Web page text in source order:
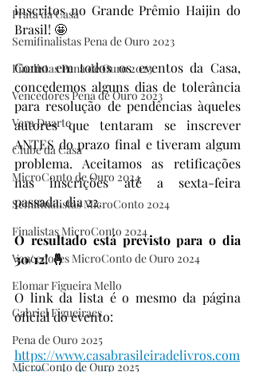
Prata da Casa
Semifinalistas Pena de Ouro 2023
Finalistas Pena de Ouro 2023
Vencedores Pena de Ouro 2023
Vera Duarte
Clube da Casa
MicroConto de Ouro 2024
Semifinalistas MicroConto 2024
Finalistas MicroConto 2024
Vencedores MicroConto de Ouro 2024
Elomar Figueira Mello
Gabriel Figueiraes
Pena de Ouro 2025
MicroConto de Ouro 2025
inscritos no Grande Prêmio Haijin do
Brasil! 🤩
Como em todos os eventos da Casa,
concedemos alguns dias de tolerância
para resolução de pendências àqueles
autores que tentaram se inscrever
ANTES do prazo final e tiveram algum
problema. Aceitamos as retificações
nas inscrições até a sexta-feira
passada, dia 22.
O resultado está previsto para o dia
30/12! 🤞
O link da lista é o mesmo da página
oficial do evento:
https://www.casabrasileiradelivros.com